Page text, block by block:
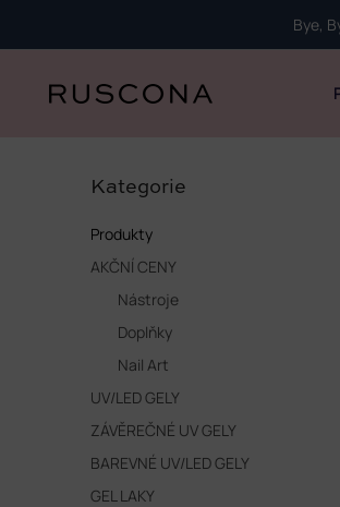
obsah
Bye,
s
r
a
a
e
l
kategorie
Kategorie
Produkty
AKČNÍ CENY
Nástroje
Doplňky
Nail Art
UV/LED GELY
ZÁVĚREČNÉ UV GELY
BAREVNÉ UV/LED GELY
GEL LAKY